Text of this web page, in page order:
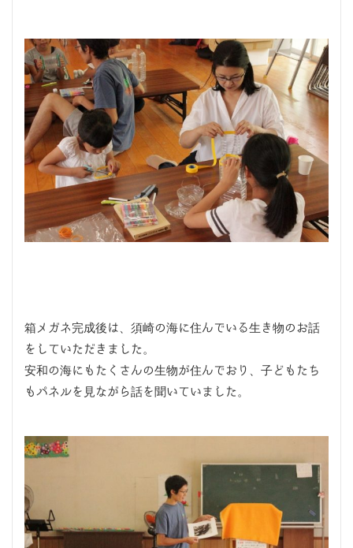
箱メガネ完成後は、須崎の海に住んでいる生き物のお話
をしていただきました。
安和の海にもたくさんの生物が住んでおり、子どもたち
もパネルを見ながら話を聞いていました。